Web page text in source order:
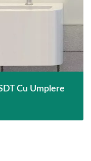
Cu Umplere